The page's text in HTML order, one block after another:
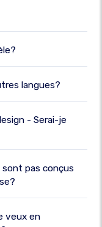
langues?
- Serai-je
pas conçus
veux en